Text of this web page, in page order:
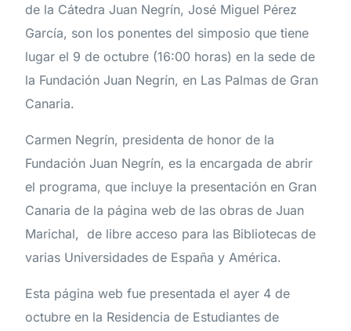
de la Cátedra Juan Negrín, José Miguel Pérez
García, son los ponentes del simposio que tiene
lugar el 9 de octubre (16:00 horas) en la sede de
la Fundación Juan Negrín, en Las Palmas de Gran
Canaria.
Carmen Negrín, presidenta de honor de la
Fundación Juan Negrín, es la encargada de abrir
el programa, que incluye la presentación en Gran
Canaria de la página web de las obras de Juan
Marichal, de libre acceso para las Bibliotecas de
varias Universidades de España y América.
Esta página web fue presentada el ayer 4 de
octubre en la Residencia de Estudiantes de